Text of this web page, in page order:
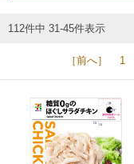
食の安全・安心への取
ギフト
プリペイドカード・金券
マルチコピー機でで
コピー
プリント
便利なサービス
宅配便
切手・はがき・印紙
チケットサービス
セブンチケット
セブン‐イレブンでお受
ニュースリリース
企業理念
会社概要
サステナビリティ
サステナビリティトッ
セブン＆アイ・ホー
サステナビリティ活動
加盟店オーナー募
112件中 31-45件表示
［前へ］ 1